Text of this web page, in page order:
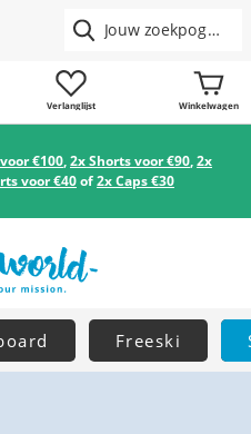
Verlanglijst Winkelwagen
€100,2x Shorts voor €90,2x
voor €40of2x Caps €30
Freeski